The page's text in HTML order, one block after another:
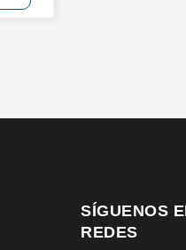
SÍGUENOS
REDES